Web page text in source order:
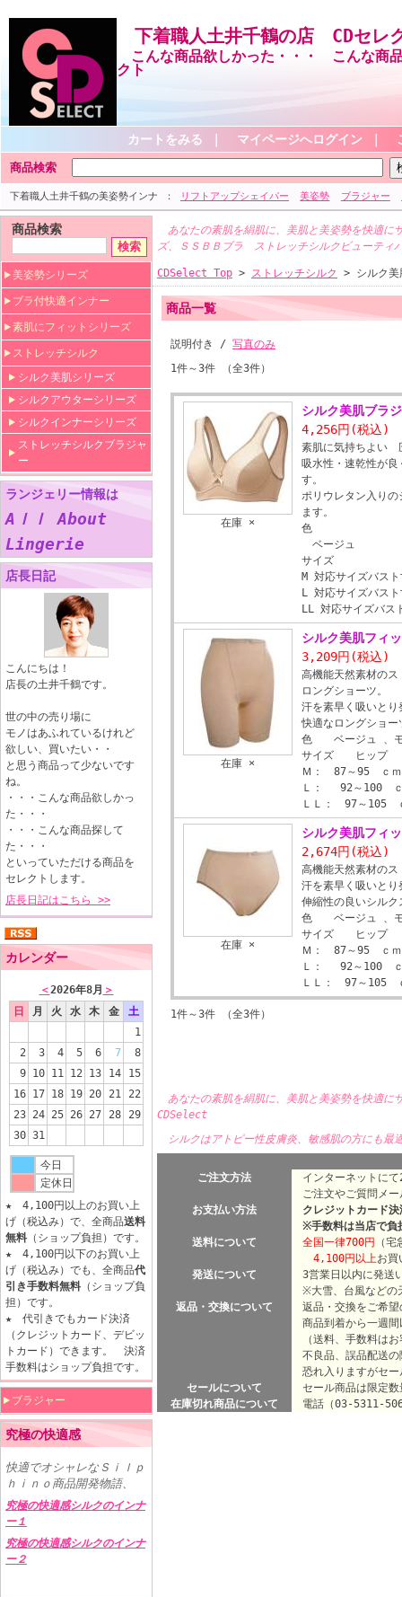
下着職人土井千鶴の店 CDセレ
こんな商品欲しかった・・・ こんな商
クト
カートをみる マイページへログイン
商品検索
下着職人土井千鶴の美姿勢インナ リフトアップシェイパー 美姿勢 ブラジャー
商品検索
美姿勢シリーズ
ブラ付快適インナー
素肌にフィットシリーズ
ストレッチシルク
シルク美肌シリーズ
シルクアウターシリーズ
シルクインナーシリーズ
ストレッチシルクブラジャ
ー
ランジェリー情報は
Aｌｌ About
Lingerie
店長日記
こんにちは！
店長の土井千鶴です。
世の中の売り場に
モノはあふれているけれど
欲しい、買いたい・・
と思う商品って少ないです
ね。
・・・こんな商品欲しかっ
た・・・
・・・こんな商品探して
た・・・
といっていただける商品を
セレクトします。
店長日記はこちら >>
カレンダー
＜2026年8月 ＞
日
月 火 水 木 金
土
1
2
3 4 5 6 7
8
9 10 11 12 13 14
15
16 17 18 19 20 21
22
23 24 25 26 27 28
29
30 31
今日
定休日
★ 4,100円以上のお買い上
げ（税込み）で、全商品送料
無料 （ショップ負担）です。
★ 4,100円以下のお買い上
げ（税込み）でも、全商品代
引き手数料無料 （ショップ負
担）です。
★ 代引きでもカード決済
（クレジットカード、デビッ
トカード）できます。 決済
手数料はショップ負担です。
ブラジャー
究極の快適感
快適でオシャレなＳｉｌｐ
ｈｉｎｏ商品開発物語、
究極の快適感シルクのインナ
ー１
究極の快適感シルクのインナ
ー２
あなたの素肌を絹肌に、美肌と美姿勢を快適に
ズ、ＳＳＢＢブラ ストレッチシルクビューティ
CDSelect Top > ストレッチシルク > シルク美
商品一覧
説明付き / 写真のみ
1件～3件 （全3件）
在庫 ×
シルク美肌ブラ
4,256円 (税込)
素肌に気持ちよい
吸水性・速乾性が
す。
ポリウレタン入り
ます。
色
ベージュ
サイズ
M 対応サイズバス
L 対応サイズバス
LL 対応サイズバス
在庫 ×
シルク美肌フィ
3,209円 (税込)
高機能天然素材の
ロングショーツ。
汗を素早く吸いと
快適なロングショ
色 ベージュ 、
サイズ ヒップ
Ｍ： 87～95 ｃｍ
Ｌ： 92～100
ＬＬ： 97～105
在庫 ×
シルク美肌フィ
2,674円 (税込)
高機能天然素材の
汗を素早く吸いと
伸縮性の良いシル
色 ベージュ 、
サイズ ヒップ
Ｍ： 87～95 ｃｍ
Ｌ： 92～100
ＬＬ： 97～105
1件～3件 （全3件）
あなたの素肌を絹肌に、美肌と美姿勢を快適に
CDSelect
シルクはアトピー性皮膚炎、敏感肌の方にも最
ご注文方法
インターネットにて
ご注文やご質問メー
お支払い方法
クレジットカード決
※手数料は当店で負
送料について
全国一律700円
（
4,100円以上お買
発送について
3営業日以内に発送
※大雪、台風などの
返品・交換について
返品・交換をご希望
商品到着から一週間
（送料、手数料はお
不良品、誤品配送の
恐れ入りますがセー
セールについて
セール商品は限定数
在庫切れ商品について
電話（03-5311-